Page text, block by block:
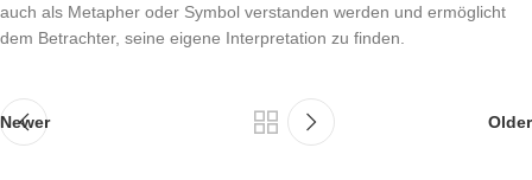
auch als Metapher oder Symbol verstanden werden und ermöglicht
dem Betrachter, seine eigene Interpretation zu finden.
Newer Older